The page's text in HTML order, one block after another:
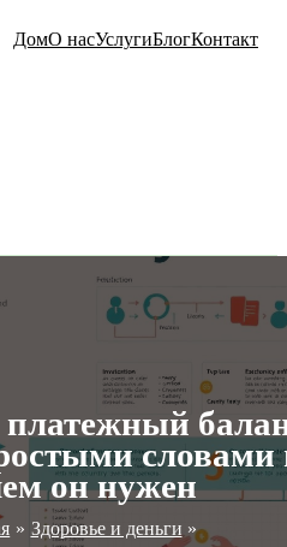
ДомО насУслугиБлогКонтакт
платежный
словами
он нужен
Здоровье и деньги